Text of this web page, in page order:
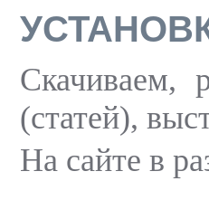
Скачиваем,
(статей),
На сайте в